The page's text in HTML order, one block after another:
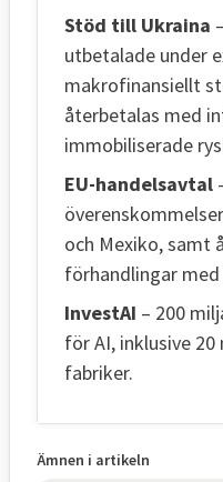
Stöd till Ukraina
utbetalade under
makrofinansiellt
återbetalas med
immobiliserade
EU-handelsavtal
och Mexiko, samt
förhandlingar med
InvestAI – 200
för AI, inklusive
fabriker.
Ämnen i artikeln